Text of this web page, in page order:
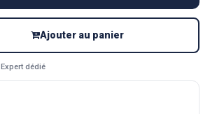
Ajouter au panier
Expert dédié